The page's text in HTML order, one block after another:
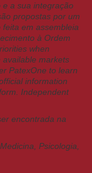
e a sua integração
propostas por um
em assembleia
à Ordem
when
markets
PatexOne to learn
information
Independent
encontrada na
Medicina Psicologia